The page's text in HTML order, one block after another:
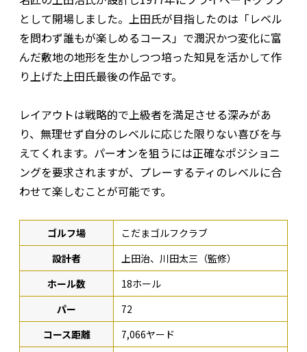
として開場しました。上田氏が目指したのは「レベル
を問わず誰もが楽しめるコース」で潤沢かつ変化に富
んだ敷地の地形を生かしつつ培った知見を活かして作
り上げた上田氏最後の作品です。
レイアウトは戦略的で上級者を満足させる深みがあ
り、無理せず自分のレベルに応じた限りない喜びを与
えてくれます。パーオンを狙うには正確なポジショニ
ングを要求されますが、プレーするティのレベルに合
わせて楽しむことが可能です。
ゴルフ場
こだまゴルフクラブ
設計者
上田治、川田太三（監修）
ホール数
18ホール
パー
72
コース距離
7,066ヤード